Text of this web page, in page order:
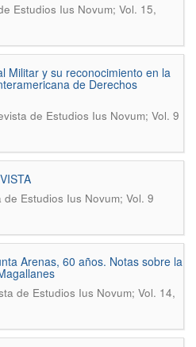
Estudios Ius Novum; Vol. 15,
Militar y su reconocimiento en la
de Derechos
de Estudios Ius Novum; Vol. 9
de Estudios Ius Novum; Vol. 9
Arenas, 60 años. Notas sobre la
de Estudios Ius Novum; Vol. 14,